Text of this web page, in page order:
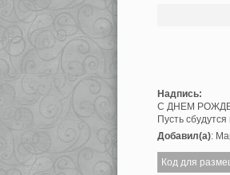
Надпись:
С ДНЕМ
Пусть
Добавил(а):
Код для